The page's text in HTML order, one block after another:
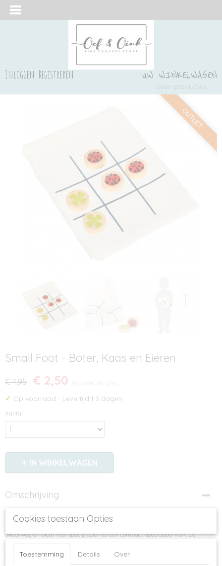
Inloggen Registreren UW WINKELWAGEN
Geen producten
OUTLET
Small Foot - Boter, Kaas en Eieren
€ 4,95 € 2,50 (inclusief btw 21%)
✓ Op voorraad - Levertijd 1-3 dagen
Aantal
IN WINKELWAGEN
Omschrijving
Small Foot - Boter, Kaas en Eieren
Een klassieker in een nieuw en duurzaam jasje! Een klein maar fijn spel voor
onderweg en biedt veel speelplezier op een compact speeloppervlak. De
speelstukken van duurzaam hout zijn bedrukt met leuke motieven. Wie heeft
als eerste 3 stenen op 1 rij? Na afloop eenvoudig op te bergen door het
speelbord weer te gebruiken als opbergzakje!
Cookies toestaan Opties
Toestemming Details Over